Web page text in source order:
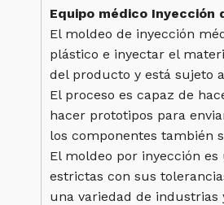
Equipo médico
El moldeo de inyección
plástico e inyectar el
del producto y está sujeto
El proceso es capaz de
hacer prototipos para
los componentes también
El moldeo por inyección
estrictas con sus
una variedad de industrias